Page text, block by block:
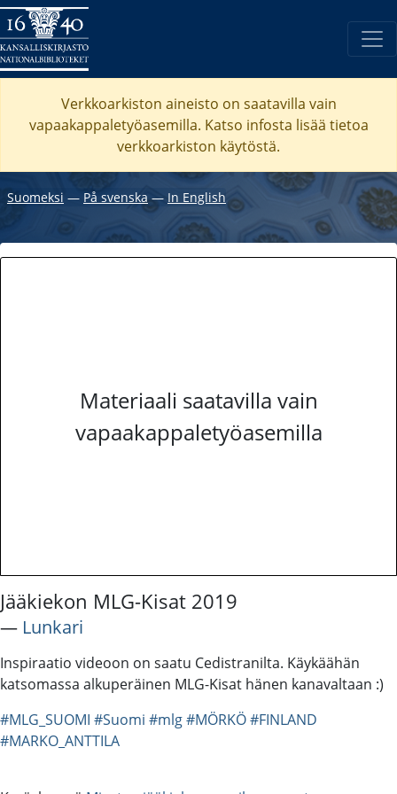
Verkkoarkiston aineisto on saatavilla vain
vapaakappaletyöasemilla. Katso infosta lisää tietoa
verkkoarkiston käytöstä.
Suomeksi ― På svenska― In English
Materiaali saatavilla vain
vapaakappaletyöasemilla
Jääkiekon MLG-Kisat 2019
― Lunkari
Inspiraatio videoon on saatu Cedistranilta. Käykäähän
katsomassa alkuperäinen MLG-Kisat hänen kanavaltaan :)
#MLG_SUOMI #Suomi #mlg#MÖRKÖ#FINLAND
#MARKO_ANTTILA